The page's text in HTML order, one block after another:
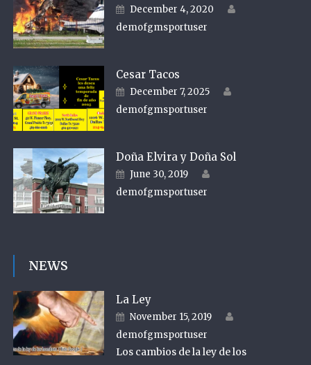
Posted on
December 4, 2020
demofgmsportuser
Cesar Tacos
Posted on
December 7, 2025
demofgmsportuser
Doña Elvira y Doña Sol
Posted on
June 30, 2019
demofgmsportuser
NEWS
La Ley
Posted on
November 15, 2019
demofgmsportuser
Los cambios de la ley de los